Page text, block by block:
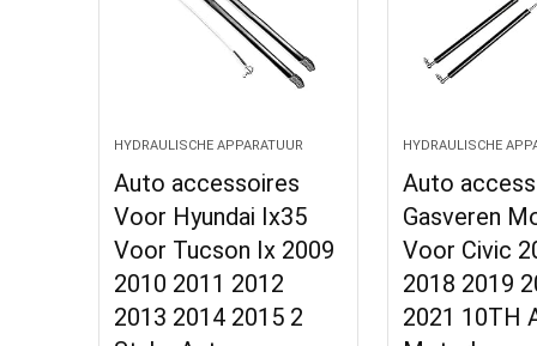
HYDRAULISCHE APPARATUUR
Auto accessoires
Voor Hyundai Ix35
Voor Tucson Ix 2009
2010 2011 2012
2013 2014 2015 2
HYDRAULISCHE
Auto
Gasveren
Voor Civic
2018 2019
2021 10TH